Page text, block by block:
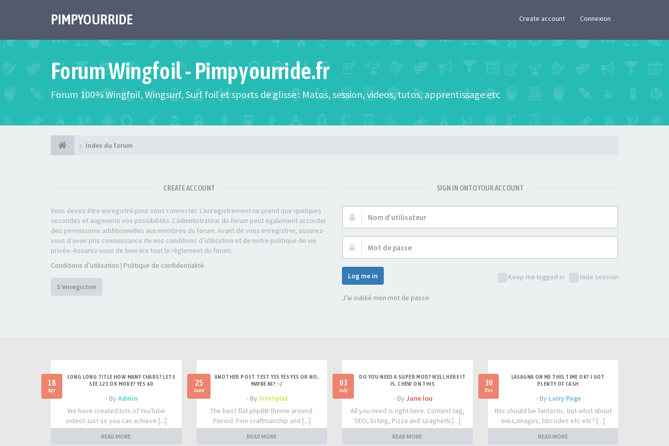
PIMPYOURRIDE Create account Connexion
Forum Wingfoil - Pimpyourride.fr
Forum 100% Wingfoil, Wingsurf, Surf foil et sports de glisse : Matos, session, videos, tutos, apprentissage etc
Index du forum
CREATE ACCOUNT
Vous devez être enregistré pour vous connecter. L’enregistrement ne prend que quelques
secondes et augmente vos possibilités. L’administrateur du forum peut également accorder
des permissions additionnelles aux membres du forum. Avant de vous enregistrer, assurez-
vous d’avoir pris connaissance de nos conditions d’utilisation et de notre politique de vie
privée. Assurez-vous de bien lire tout le règlement du forum.
Conditions d’utilisation | Politique de confidentialité
S’enregistrer
SIGN IN ONTO YOUR ACCOUNT
Nom
d’utilisateur :
Mot
de
passe :
Keep me logged in
Hide session
Log me in
J’ai oublié mon mot de passe
18
Apr
LONG LONG TITLE HOW MANY CHARS? LETS
SEE 123 OK MORE? YES 60
- ByAdmin
We have created lots of YouTube
videos just so you can achieve [...]
READ MORE
25
June
ANOTHER POST TEST YES YES YES OR NO,
MAYBE NI? :-/
- BySiteSplat
The best flat phpBB theme around.
Period. Fine craftmanship and [...]
READ MORE
03
July
DO YOU NEED A SUPER MOD? WELL HERE IT
IS. CHEW ON THIS
- By Jane lou
All you need is right here. Content tag,
SEO, listing, Pizza and spaghetti [...]
READ MORE
30
Dec
LASAGNA ON ME THIS TIME OK? I GOT
PLENTY OF CASH
- By Larry Page
this should be fantastic. but what about
links,images, bbcodes etc etc? [...]
READ MORE